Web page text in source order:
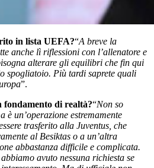
in lista UEFA?“A breve la
anche lì riflessioni con l’allenatore e
alterare gli equilibri che fin qui
spogliatoio. Più tardi saprete quali
”.
fondamento di realtà?“Non so
è un’operazione estremamente
trasferito alla Juventus, che
al Besiktas o a un’altra
abbastanza difficile e complicata.
avuto nessuna richiesta se